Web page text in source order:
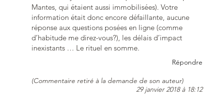
Mantes, qui étaient aussi immobilisées). Votre
information était donc encore défaillante, aucune
réponse aux questions posées en ligne (comme
d’habitude me direz-vous?), les délais d’impact
inexistants … Le rituel en somme.
Répondre
(Commentaire retiré à la demande de son auteur)
29 janvier 2018 à 18:12